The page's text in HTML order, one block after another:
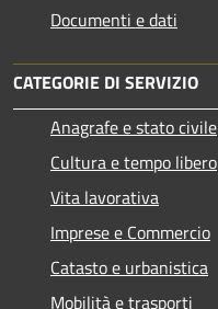
Documenti e dati
CATEGORIE DI SERVIZIO
Anagrafe e stato civile
Cultura e tempo libero
Vita lavorativa
Imprese e Commercio
Catasto e urbanistica
Mobilità e trasporti